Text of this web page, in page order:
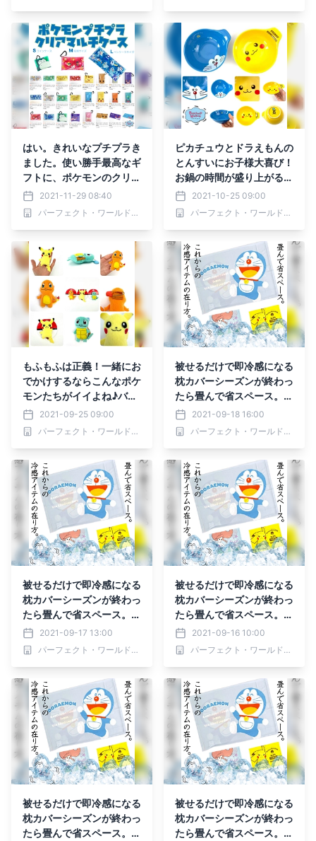
はい。きれいなプチプラき
ました。使い勝手最高なギ
フトに、ポケモンのクリア
マルチケースは３サイズ展
開。
2021-11-29 08:40
パーフェクト・ワールド株式会社
ピカチュウとドラえもんの
とんすいにお子様大喜び！
お鍋の時間が盛り上がるキ
ャラクターとんすいは、子
供用食器としても使える♪
2021-10-25 09:00
パーフェクト・ワールド株式会社
もふもふは正義！一緒にお
でかけするならこんなポケ
モンたちがイイよね♪バッ
チタイプだからどこでも付
けられる！
2021-09-25 09:00
パーフェクト・ワールド株式会社
被せるだけで即冷感になる
枕カバーシーズンが終わっ
たら畳んで省スペース。ド
ラえもんやピカチュウ、ア
リエルの冷感まくらカバー
2021-09-18 16:00
パーフェクト・ワールド株式会社
被せるだけで即冷感になる
枕カバーシーズンが終わっ
たら畳んで省スペース。ド
ラえもんやピカチュウ、ア
リエルの冷感まくらカバー
2021-09-17 13:00
パーフェクト・ワールド株式会社
被せるだけで即冷感になる
枕カバーシーズンが終わっ
たら畳んで省スペース。ド
ラえもんやピカチュウ、ア
リエルの冷感まくらカバー
2021-09-16 10:00
パーフェクト・ワールド株式会社
被せるだけで即冷感になる
枕カバーシーズンが終わっ
たら畳んで省スペース。ド
被せるだけで即冷感になる
枕カバーシーズンが終わっ
たら畳んで省スペース。ド